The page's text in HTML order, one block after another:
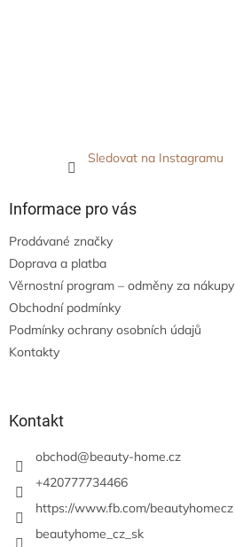
Sledovat na Instagramu
Informace pro vás
Prodávané značky
Doprava a platba
Věrnostní program – odměny za nákupy
Obchodní podmínky
Podmínky ochrany osobních údajů
Kontakty
Kontakt
obchod@beauty-home.cz
+420777734466
https://www.fb.com/beautyhomecz
beautyhome_cz_sk